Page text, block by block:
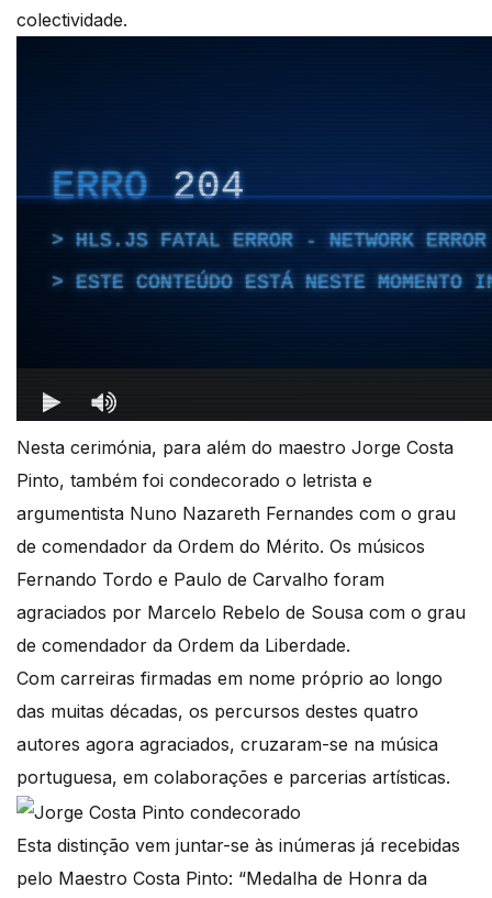
colectividade.
Nesta cerimónia, para além do maestro Jorge Costa
Pinto, também foi condecorado o letrista e
argumentista Nuno Nazareth Fernandes com o grau
de comendador da Ordem do Mérito. Os músicos
Fernando Tordo e Paulo de Carvalho foram
agraciados por Marcelo Rebelo de Sousa com o grau
de comendador da Ordem da Liberdade.
Com carreiras firmadas em nome próprio ao longo
das muitas décadas, os percursos destes quatro
autores agora agraciados, cruzaram-se na música
portuguesa, em colaborações e parcerias artísticas.
Esta distinção vem juntar-se às inúmeras já recebidas
pelo Maestro Costa Pinto: “Medalha de Honra da